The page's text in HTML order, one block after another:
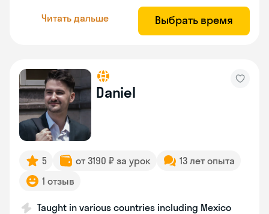
Читать дальше Выбрать время
Daniel
5 от 3190 ₽ за урок
13 лет опыта
1 отзыв
Taught in various countries including Mexico